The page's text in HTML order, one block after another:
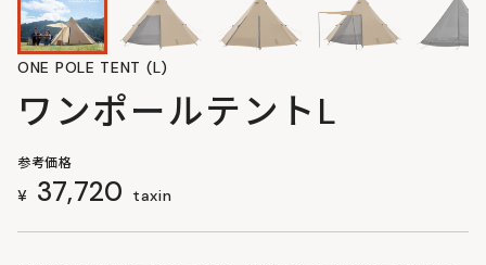
ONE POLE TENT (L)
ワンポールテントL
参考価格
¥ 37,720 taxin